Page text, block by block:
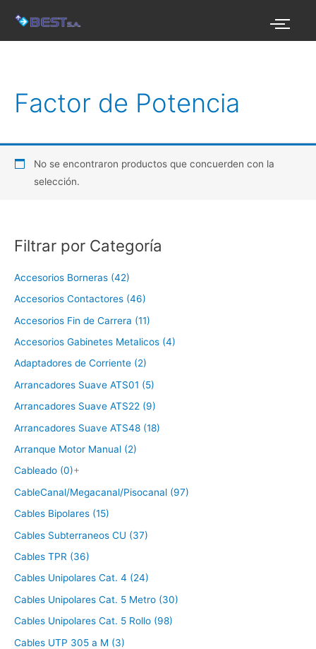
contenido
Filtrar por Categoría
Accesorios Borneras (42)
Accesorios Contactores (46)
Accesorios Fin de Carrera (11)
Accesorios Gabinetes Metalicos (4)
Adaptadores de Corriente (2)
Arrancadores Suave ATS01 (5)
Arrancadores Suave ATS22 (9)
Arrancadores Suave ATS48 (18)
Arranque Motor Manual (2)
Cableado (0)+
CableCanal/Megacanal/Pisocanal (97)
Cables Bipolares (15)
Cables Subterraneos CU (37)
Cables TPR (36)
Cables Unipolares Cat. 4 (24)
Cables Unipolares Cat. 5 Metro (30)
Cables Unipolares Cat. 5 Rollo (98)
Cables UTP 305 a M (3)
Factor de Potencia
No se encontraron productos que concuerden con la
selección.